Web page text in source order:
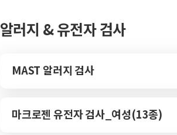
알러지 & 유전자 검사
MAST 알러지 검사
마크로젠 유전자 검사_여성(13종)